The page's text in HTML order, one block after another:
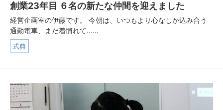
創業23年目 ６名の新たな仲間を迎えました
経営企画室の伊藤です。 今朝は、いつもより心なしか込み合う
通勤電車、まだ着慣れて...…
式典